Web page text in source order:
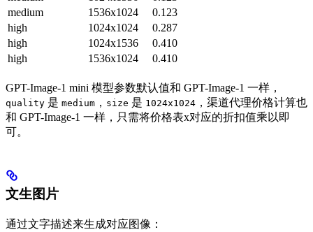
medium
1536x1024
0.123
high
1024x1024
0.287
high
1024x1536
0.410
high
1536x1024 0.410
GPT-Image-1 mini 模型参数默认值和 GPT-Image-1 一样，
quality 是 medium ， size 是 1024x1024 ，渠道代理价格计算也
和 GPT-Image-1 一样，只需将价格表x对应的折扣值乘以即
可。
文生图片
通过文字描述来生成对应图像：